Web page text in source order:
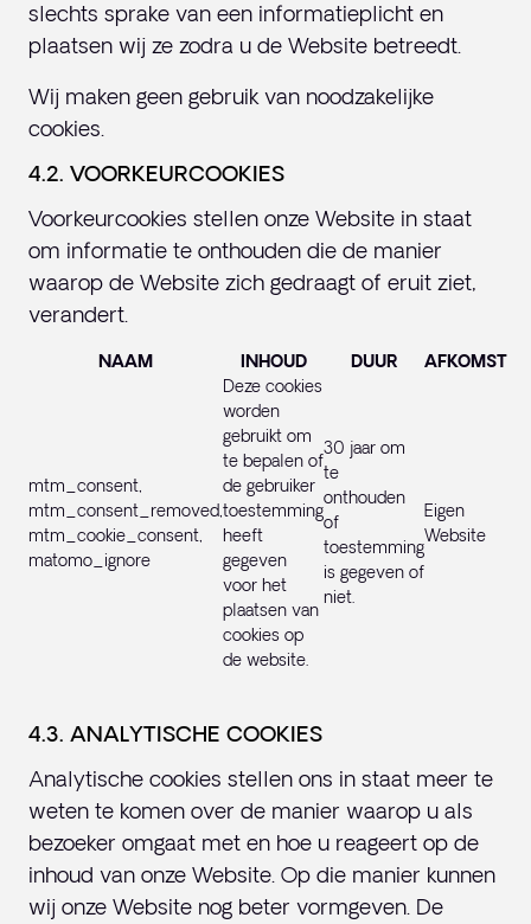
slechts sprake van een informatieplicht en
plaatsen wij ze zodra u de Website betreedt.
Wij maken geen gebruik van noodzakelijke
cookies.
4.2. VOORKEURCOOKIES
Voorkeurcookies stellen onze Website in staat
om informatie te onthouden die de manier
waarop de Website zich gedraagt of eruit ziet,
verandert.
NAAM INHOUD DUUR AFKOMST
mtm_consent,
mtm_consent_removed,
mtm_cookie_consent,
matomo_ignore
Deze cookies
worden
gebruikt om
te bepalen of
de gebruiker
toestemming
heeft
gegeven
voor het
plaatsen van
cookies op
de website.
30 jaar om
te
onthouden
of
toestemming
is gegeven of
niet.
Eigen
Website
4.3. ANALYTISCHE COOKIES
Analytische cookies stellen ons in staat meer te
weten te komen over de manier waarop u als
bezoeker omgaat met en hoe u reageert op de
inhoud van onze Website. Op die manier kunnen
wij onze Website nog beter vormgeven. De